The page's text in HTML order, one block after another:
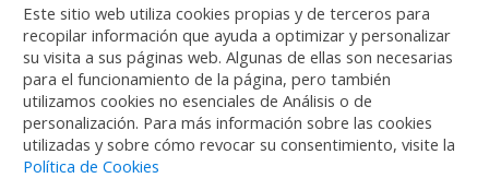
Volver arriba
Móvil Escritorio
Este sitio web utiliza cookies propias y de terceros para
recopilar información que ayuda a optimizar y personalizar
su visita a sus páginas web. Algunas de ellas son necesarias
para el funcionamiento de la página, pero también
utilizamos cookies no esenciales de Análisis o de
personalización. Para más información sobre las cookies
utilizadas y sobre cómo revocar su consentimiento, visite la
Política de Cookies